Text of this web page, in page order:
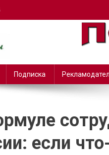
Подписка
если